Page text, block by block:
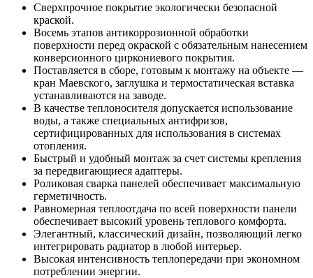
Сверхпрочное покрытие экологически безопасной
краской.
Восемь этапов антикоррозионной обработки
поверхности перед окраской с обязательным нанесением
конверсионного циркониевого покрытия.
Поставляется в сборе, готовым к монтажу на объекте —
кран Маевского, заглушка и термостатическая вставка
устанавливаются на заводе.
В качестве теплоносителя допускается использование
воды, а также специальных антифризов,
сертифицированных для использования в системах
отопления.
Быстрый и удобный монтаж за счет системы крепления
за передвигающиеся адаптеры.
Роликовая сварка панелей обеспечивает максимальную
герметичность.
Равномерная теплоотдача по всей поверхности панели
обеспечивает высокий уровень теплового комфорта.
Элегантный, классический дизайн, позволяющий легко
интегрировать радиатор в любой интерьер.
Высокая интенсивность теплопередачи при экономном
потреблении энергии.